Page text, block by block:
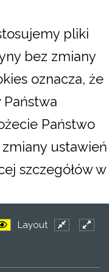
pliki
bez zmiany
oznacza, że
Państwo
ustawień
szczegółów w
Layout